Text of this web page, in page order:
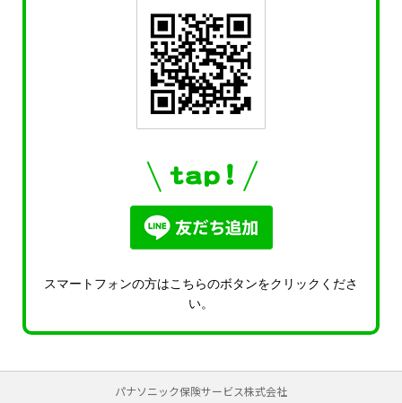
スマートフォンの方はこちらのボタンをクリックくださ
い。
パナソニック保険サービス株式会社